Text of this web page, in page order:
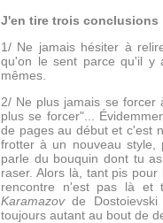
J'en tire trois conclusions
1/ Ne jamais hésiter à
qu'on le sent parce qu'il y
mêmes.
2/ Ne plus jamais se forcer
plus se forcer"...
de pages au début et c'est
frotter à un nouveau style,
parle du bouquin dont tu
raser. Alors là, tant pis
rencontre n'est pas là et
Karamazovde
toujours autant au bout de